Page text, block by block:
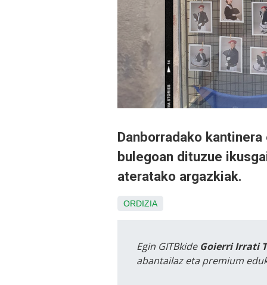
Danborradako
bulegoan dituzue
ateratako argazkiak.
ORDIZIA
Egin GITBkide Goierri Irrati
abantailaz eta premium